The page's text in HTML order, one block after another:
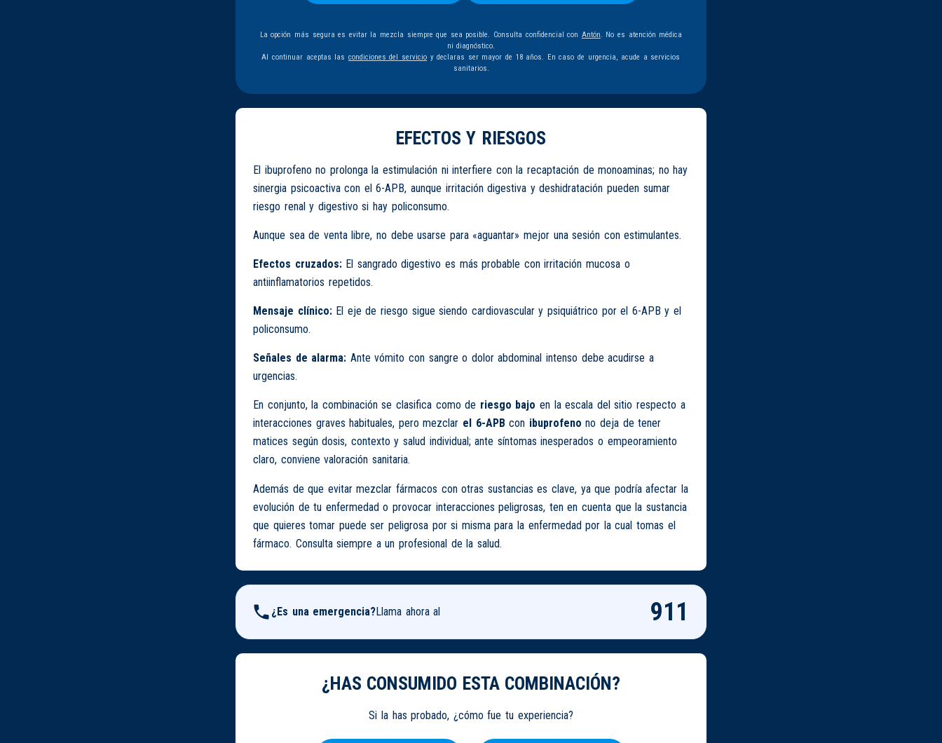
La opción más segura es evitar la mezcla siempre que sea posible. Consulta confidencial con Antón. No es atención médica
ni diagnóstico.
Al continuar aceptas las condiciones del servicio y declaras ser mayor de 18 años. En caso de urgencia, acude a servicios
sanitarios.
EFECTOS Y RIESGOS
El ibuprofeno no prolonga la estimulación ni interfiere con la recaptación de monoaminas; no hay
sinergia psicoactiva con el 6-APB, aunque irritación digestiva y deshidratación pueden sumar
riesgo renal y digestivo si hay policonsumo.
Aunque sea de venta libre, no debe usarse para «aguantar» mejor una sesión con estimulantes.
Efectos cruzados:El sangrado digestivo es más probable con irritación mucosa o
antiinflamatorios repetidos.
Mensaje clínico:El eje de riesgo sigue siendo cardiovascular y psiquiátrico por el 6-APB y el
policonsumo.
Señales de alarma: Ante vómito con sangre o dolor abdominal intenso debe acudirse a
urgencias.
En conjunto, la combinación se clasifica como de riesgo bajo en la escala del sitio respecto a
interacciones graves habituales, pero mezclar el 6-APB con ibuprofeno no deja de tener
matices según dosis, contexto y salud individual; ante síntomas inesperados o empeoramiento
claro, conviene valoración sanitaria.
Además de que evitar mezclar fármacos con otras sustancias es clave, ya que podría afectar la
evolución de tu enfermedad o provocar interacciones peligrosas, ten en cuenta que la sustancia
que quieres tomar puede ser peligrosa por si misma para la enfermedad por la cual tomas el
fármaco. Consulta siempre a un profesional de la salud.
¿Es una emergencia?Llama ahora al 911
¿HAS CONSUMIDO ESTA COMBINACIÓN?
Si la has probado, ¿cómo fue tu experiencia?